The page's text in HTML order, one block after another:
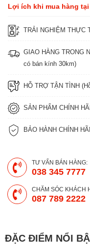
Lợi ích khi mua hàng tại
TRẢI NGHIỆM THỰC
GIAO HÀNG TRONG
có bán kính 30km)
HỖ TRỢ TẬN TÌNH
SẢN PHẨM CHÍNH
BẢO HÀNH CHÍNH
TƯ VẤN BÁN HÀNG:
038 345 7777
CHĂM SÓC KHÁCH
087 789 2222
ĐẶC ĐIỂM NỔI